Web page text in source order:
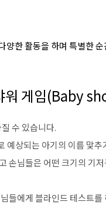
한 활동을 하며 특별한
워 게임(Baby
수 있습니다.
예상되는 아기의 이름 맟추
손님들은 어떤 크기의 기
들에게 블라인드 테스트를